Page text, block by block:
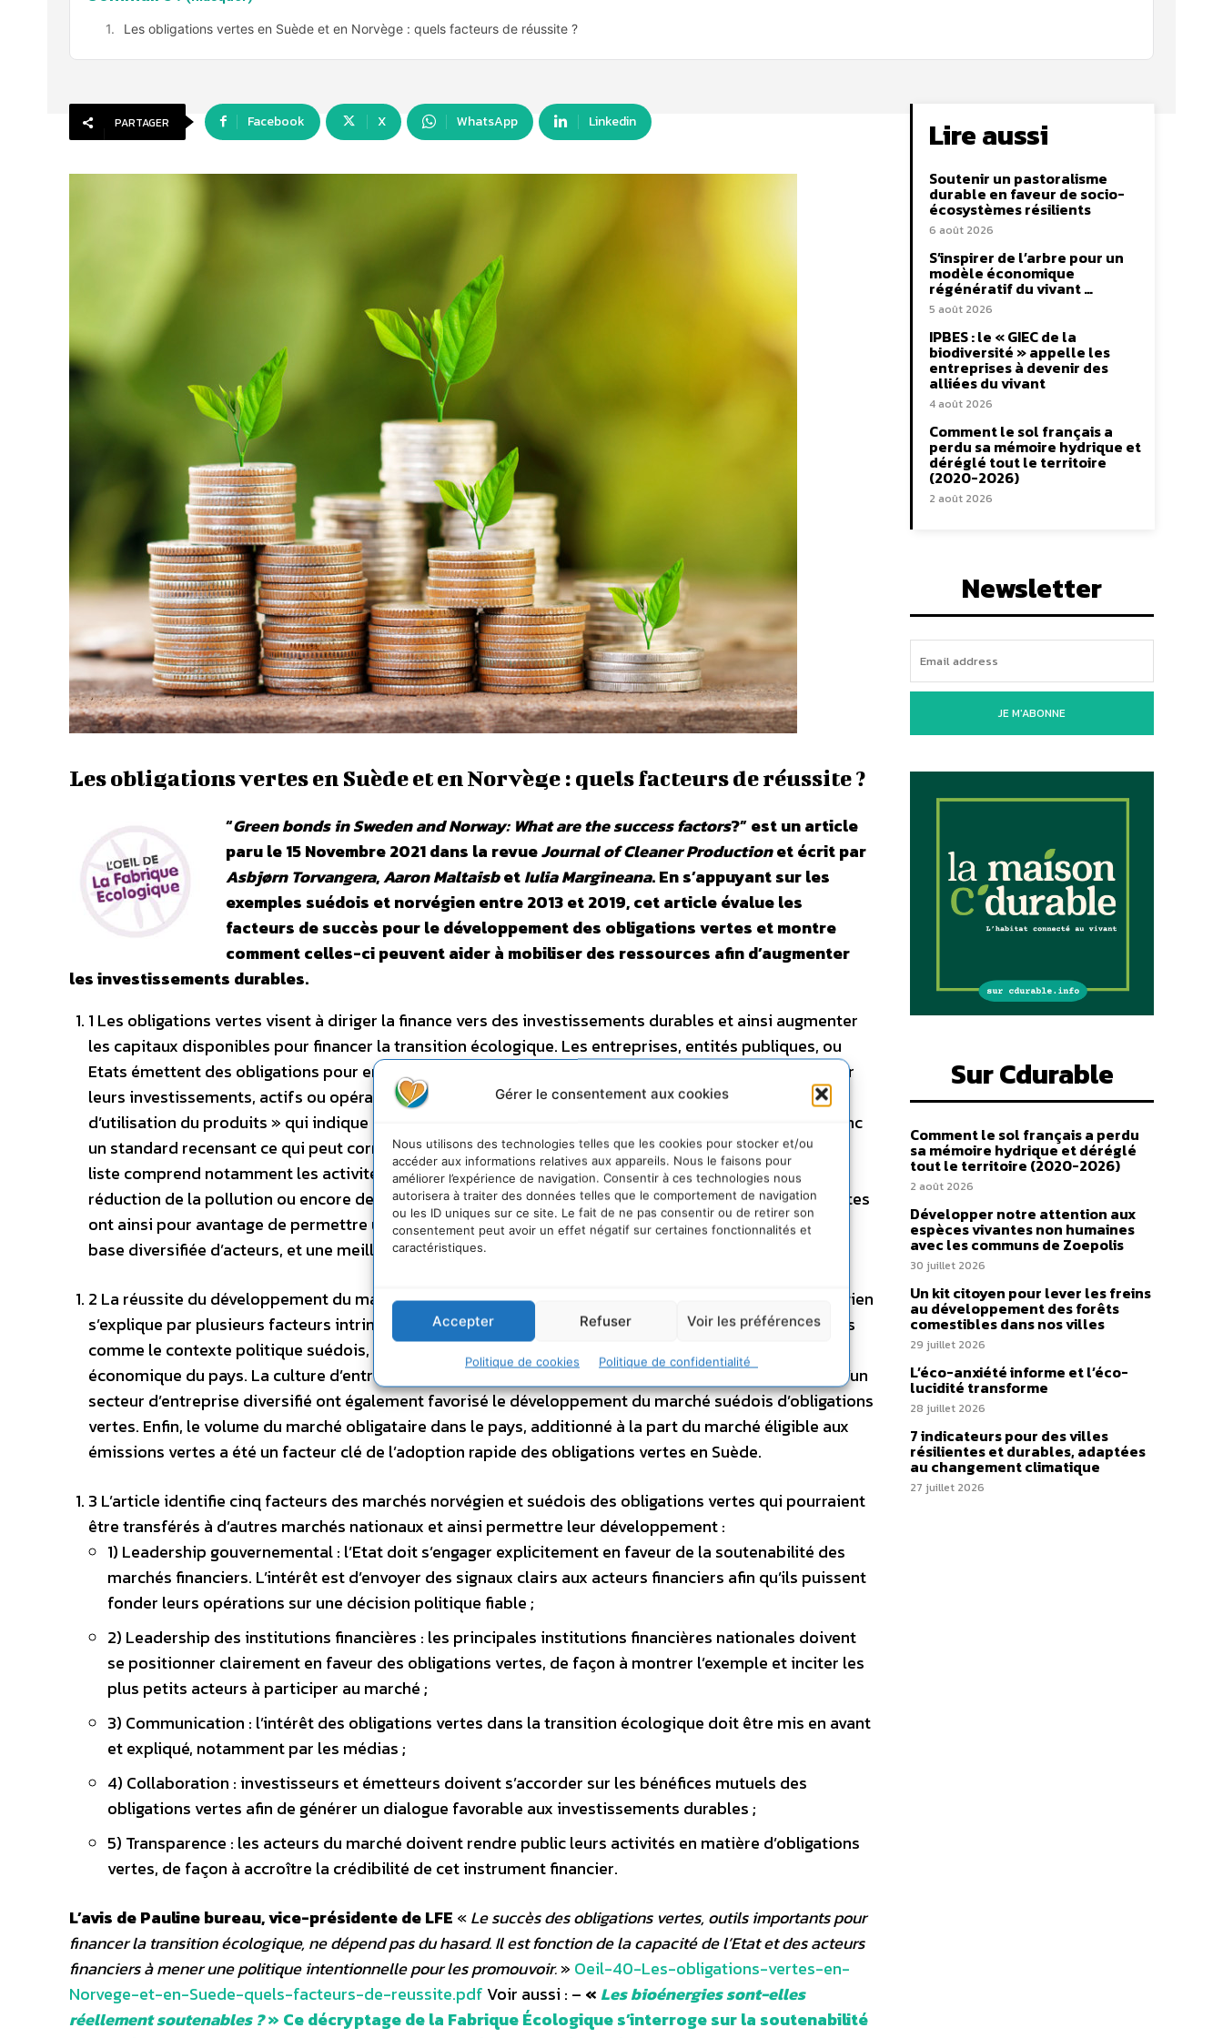
Gérer le consentement aux cookies
Nous utilisons des technologies telles que les cookies pour stocker et/ou
accéder aux informations relatives aux appareils. Nous le faisons pour
améliorer l’expérience de navigation. Consentir à ces technologies nous
autorisera à traiter des données telles que le comportement de navigation
ou les ID uniques sur ce site. Le fait de ne pas consentir ou de retirer son
consentement peut avoir un effet négatif sur certaines fonctionnalités et
caractéristiques.
Accepter Refuser Voir les préférences
Politique de cookies Politique de confidentialité
Les obligations vertes en Suède et en Norvège : quels facteurs de réussite ?
PARTAGER Facebook X WhatsApp Linkedin
Les obligations vertes en Suède et en Norvège : quels facteurs de réussite ?
“Green bonds in Sweden and Norway: What are the success factors?” est un article
paru le 15 Novembre 2021 dans la revueJournal of Cleaner Productionet écrit par
Asbjørn Torvangera,Aaron MaltaisbetIulia Margineana. En s’appuyant sur les
exemples suédois et norvégien entre 2013 et 2019, cet article évalue les
facteurs de succès pour le développement des obligations vertes et montre
comment celles-ci peuvent aider à mobiliser des ressources afin d’augmenter
les investissements durables.
1 Les obligations vertes visent à diriger la finance vers des investissements durables et ainsi augmenter
les capitaux disponibles pour financer la transition écologique. Les entreprises, entités publiques, ou
Etats émettent des obligations pour emprunter de l’argent sur les marchés de capitaux afin de financer
leurs investissements, actifs ou opérations. La spécificité des obligations vertes est la clause «
d’utilisation du produits » qui indique l’usage que l’entité émettrice va faire de l’obligation. Il existe donc
un standard recensant ce qui peut correspondre à des obligations vertes (“Green Bond Principles”). La
liste comprend notamment les activités qui relèvent de la production d’énergies renouvelables, de la
réduction de la pollution ou encore de l’adaptation aux dérèglements climatiques. Les obligations vertes
ont ainsi pour avantage de permettre un meilleur accès au capital, une plus grande stabilité liée à une
base diversifiée d’acteurs, et une meilleure gouvernance de la stratégie environnementale.
2 La réussite du développement du marché des obligations vertes suédois comparé au marché norvégien
s’explique par plusieurs facteurs intrinsèques. Parmi ceux-ci on peut noter des facteurs institutionnels
comme le contexte politique suédois, favorable aux politiques de soutenabilité ou bien la structure
économique du pays. La culture d’entreprise et la présence d’institutions enclines à l’écologie ainsi qu’un
secteur d’entreprise diversifié ont également favorisé le développement du marché suédois d’obligations
vertes. Enfin, le volume du marché obligataire dans le pays, additionné à la part du marché éligible aux
émissions vertes a été un facteur clé de l’adoption rapide des obligations vertes en Suède.
3 L’article identifie cinq facteurs des marchés norvégien et suédois des obligations vertes qui pourraient
être transférés à d’autres marchés nationaux et ainsi permettre leur développement :
1) Leadership gouvernemental : l’Etat doit s’engager explicitement en faveur de la soutenabilité des
marchés financiers. L’intérêt est d’envoyer des signaux clairs aux acteurs financiers afin qu’ils puissent
fonder leurs opérations sur une décision politique fiable ;
2) Leadership des institutions financières : les principales institutions financières nationales doivent
se positionner clairement en faveur des obligations vertes, de façon à montrer l’exemple et inciter les
plus petits acteurs à participer au marché ;
3) Communication : l’intérêt des obligations vertes dans la transition écologique doit être mis en avant
et expliqué, notamment par les médias ;
4) Collaboration : investisseurs et émetteurs doivent s’accorder sur les bénéfices mutuels des
obligations vertes afin de générer un dialogue favorable aux investissements durables ;
5) Transparence : les acteurs du marché doivent rendre public leurs activités en matière d’obligations
vertes, de façon à accroître la crédibilité de cet instrument financier.
L’avis de Pauline bureau, vice-présidente de LFE «Le succès des obligations vertes, outils importants pour
financer la transition écologique, ne dépend pas du hasard. Il est fonction de la capacité de l’Etat et des acteurs
financiers à mener une politique intentionnelle pour les promouvoir.» Oeil-40-Les-obligations-vertes-en-
Norvege-et-en-Suede-quels-facteurs-de-reussite.pdf Voir aussi : – « Les bioénergies sont-elles
réellement soutenables ?» Ce décryptage de la Fabrique Écologique s’interroge sur la soutenabilité
Lire aussi
Soutenir un pastoralisme
durable en faveur de socio-
écosystèmes résilients
6 août 2026
S’inspirer de l’arbre pour un
modèle économique
régénératif du vivant …
5 août 2026
IPBES : le « GIEC de la
biodiversité » appelle les
entreprises à devenir des
alliées du vivant
4 août 2026
Comment le sol français a
perdu sa mémoire hydrique et
déréglé tout le territoire
(2020-2026)
2 août 2026
Newsletter
JE M'ABONNE
Sur Cdurable
Comment le sol français a perdu
sa mémoire hydrique et déréglé
tout le territoire (2020-2026)
2 août 2026
Développer notre attention aux
espèces vivantes non humaines
avec les communs de Zoepolis
30 juillet 2026
Un kit citoyen pour lever les freins
au développement des forêts
comestibles dans nos villes
29 juillet 2026
L’éco-anxiété informe et l’éco-
lucidité transforme
28 juillet 2026
7 indicateurs pour des villes
résilientes et durables, adaptées
au changement climatique
27 juillet 2026